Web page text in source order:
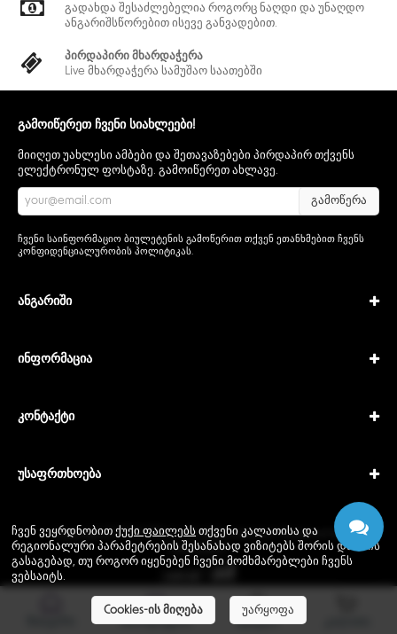
ჩვენ ვეყრდნობით ქუქი ფაილებს თქვენი კალათისა და
რეგიონალური პარამეტრების შესანახად ვიზიტებს შორის და იმის
გასაგებად, თუ როგორ იყენებენ ჩვენი მომხმარებლები ჩვენს
ვებსაიტს.
Cookies-ის მიღება უარყოფა
მხარდაჭერა შესვლა
გადახდა შესაძლებელია როგორც ნაღდი და უნაღდო
ანგარიშსწორებით ისევე განვადებით.
პირდაპირი მხარდაჭერა
Live მხარდაჭერა სამუშაო საათებში
გამოიწერეთ ჩვენი სიახლეები!
მიიღეთ უახლესი ამბები და შეთავაზებები პირდაპირ თქვენს
ელექტრონულ ფოსტაზე. გამოიწერეთ ახლავე.
გამოწერა
ჩვენი საინფორმაციო ბიულეტენის გამოწერით თქვენ ეთანხმებით ჩვენს
კონფიდენციალურობის პოლიტიკას
ანგარიში
ინფორმაცია
კონტაქტი
უსაფრთხოება
Copyright © 2026 IPTech. All rights reserved · Powered by
GEODANI®